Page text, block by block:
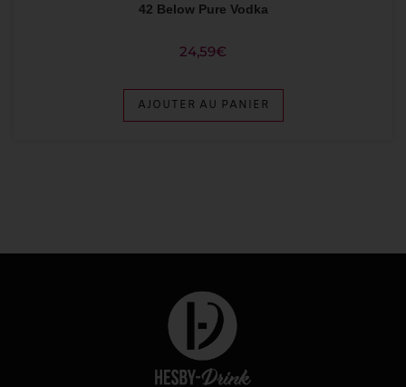
42 Below Pure Vodka
24,59€
AJOUTER AU PANIER